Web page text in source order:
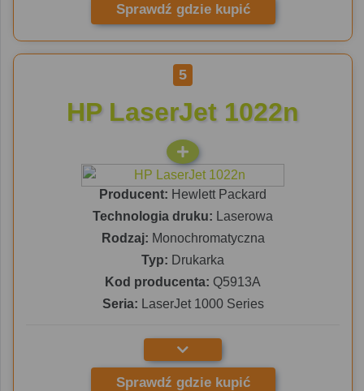
Sprawdź gdzie kupić
5
HP LaserJet 1022n
Producent: Hewlett Packard
Technologia druku: Laserowa
Rodzaj: Monochromatyczna
Typ: Drukarka
Kod producenta: Q5913A
Seria: LaserJet 1000 Series
Sprawdź gdzie kupić